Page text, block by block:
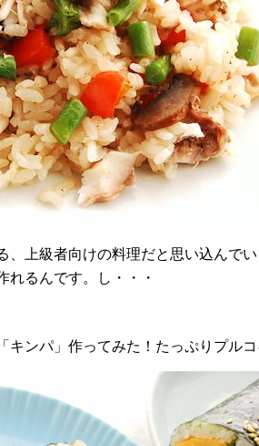
、上級者向けの料理だと思い込ん
れるんです。し・・・
キンパ」作ってみた！たっぷりプル